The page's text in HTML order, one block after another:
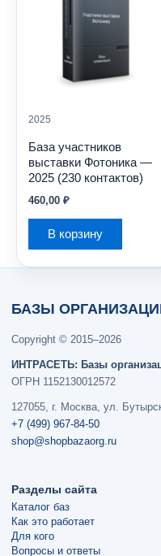
2025
База участников
выставки Фотоника —
2025 (230 контактов)
460,00 ₽
В корзину
БАЗЫ
Copyright © 2015–2026
ИНТРАСЕТЬ: Базы
ОГРН 1152130012572
127055, г. Москва, ул.
+7 (499) 967-84-50
shop@shopbazaorg.ru
Разделы сайта
Каталог баз
Как это работает
Для кого
Вопросы и ответы